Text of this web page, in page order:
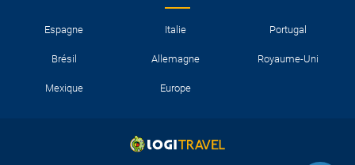
Espagne Italie Portugal
Brésil Allemagne Royaume-Uni
Mexique Europe